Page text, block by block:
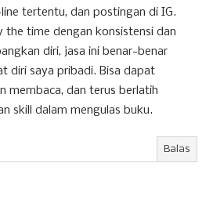
tertentu, dan postingan di IG.
the time dengan konsistensi dan
diri, jasa ini benar-benar
diri saya pribadi. Bisa dapat
membaca, dan terus berlatih
skill dalam mengulas buku.
Balas